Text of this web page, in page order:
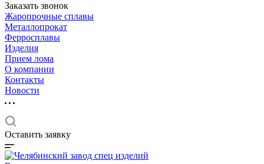
Заказать звонок
Жаропрочные сплавы
Металлопрокат
Ферросплавы
Изделия
Прием лома
О компании
Контакты
Новости
Оставить заявку